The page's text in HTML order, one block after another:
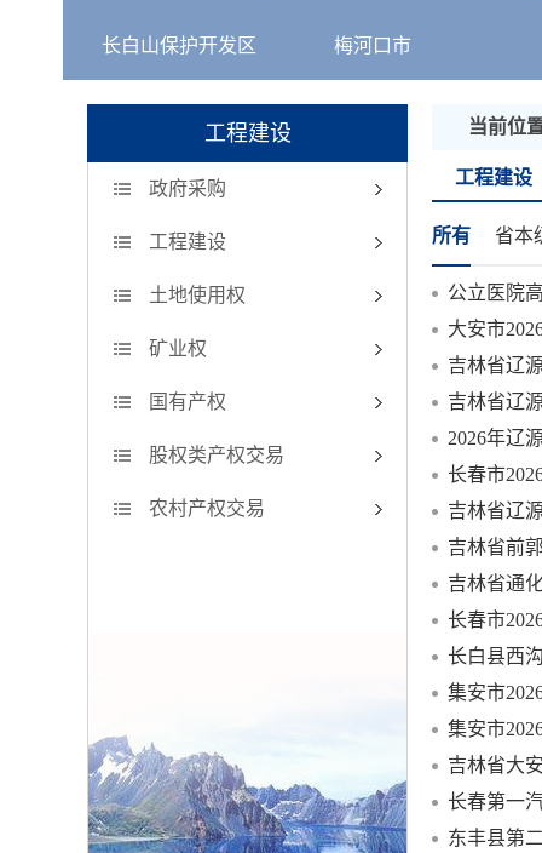
长白山保护开发区 梅河口市
工程建设
政府采购
工程建设
土地使用权
矿业权
国有产权
股权类产权交易
农村产权交易
当前位
工程建设
所有 省本
大安市
吉林省辽
吉林省辽
2026年辽
长春市
吉林省辽
吉林省前
吉林省通
长春市
长白县西
集安市
集安市
吉林省大
长春第一
东丰县第